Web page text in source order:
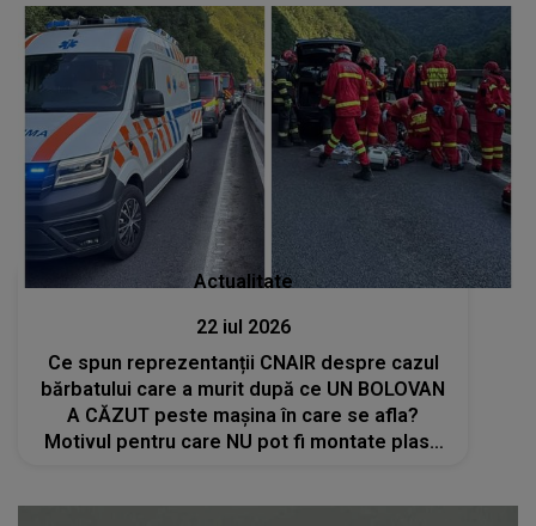
Actualitate
22 iul 2026
Ce spun reprezentanții CNAIR despre cazul
bărbatului care a murit după ce UN BOLOVAN
A CĂZUT peste mașina în care se afla?
Motivul pentru care NU pot fi montate plase